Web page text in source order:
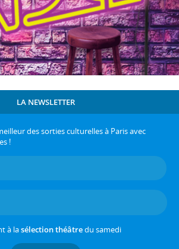
LA NEWSLETTER
des sorties culturelles à Paris avec
!
à lasélection théâtredu samedi